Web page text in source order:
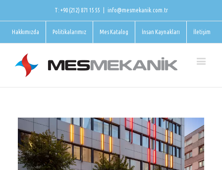
T: +90 (212) 871 15 55 info@mesmekanik.com.tr
Hakkımızda Politikalarımız Mes Katalog İnsan Kaynakları İletişim